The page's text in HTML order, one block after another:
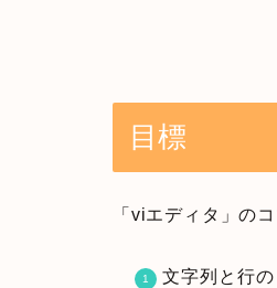
目標
「viエディタ」の
文字列と行